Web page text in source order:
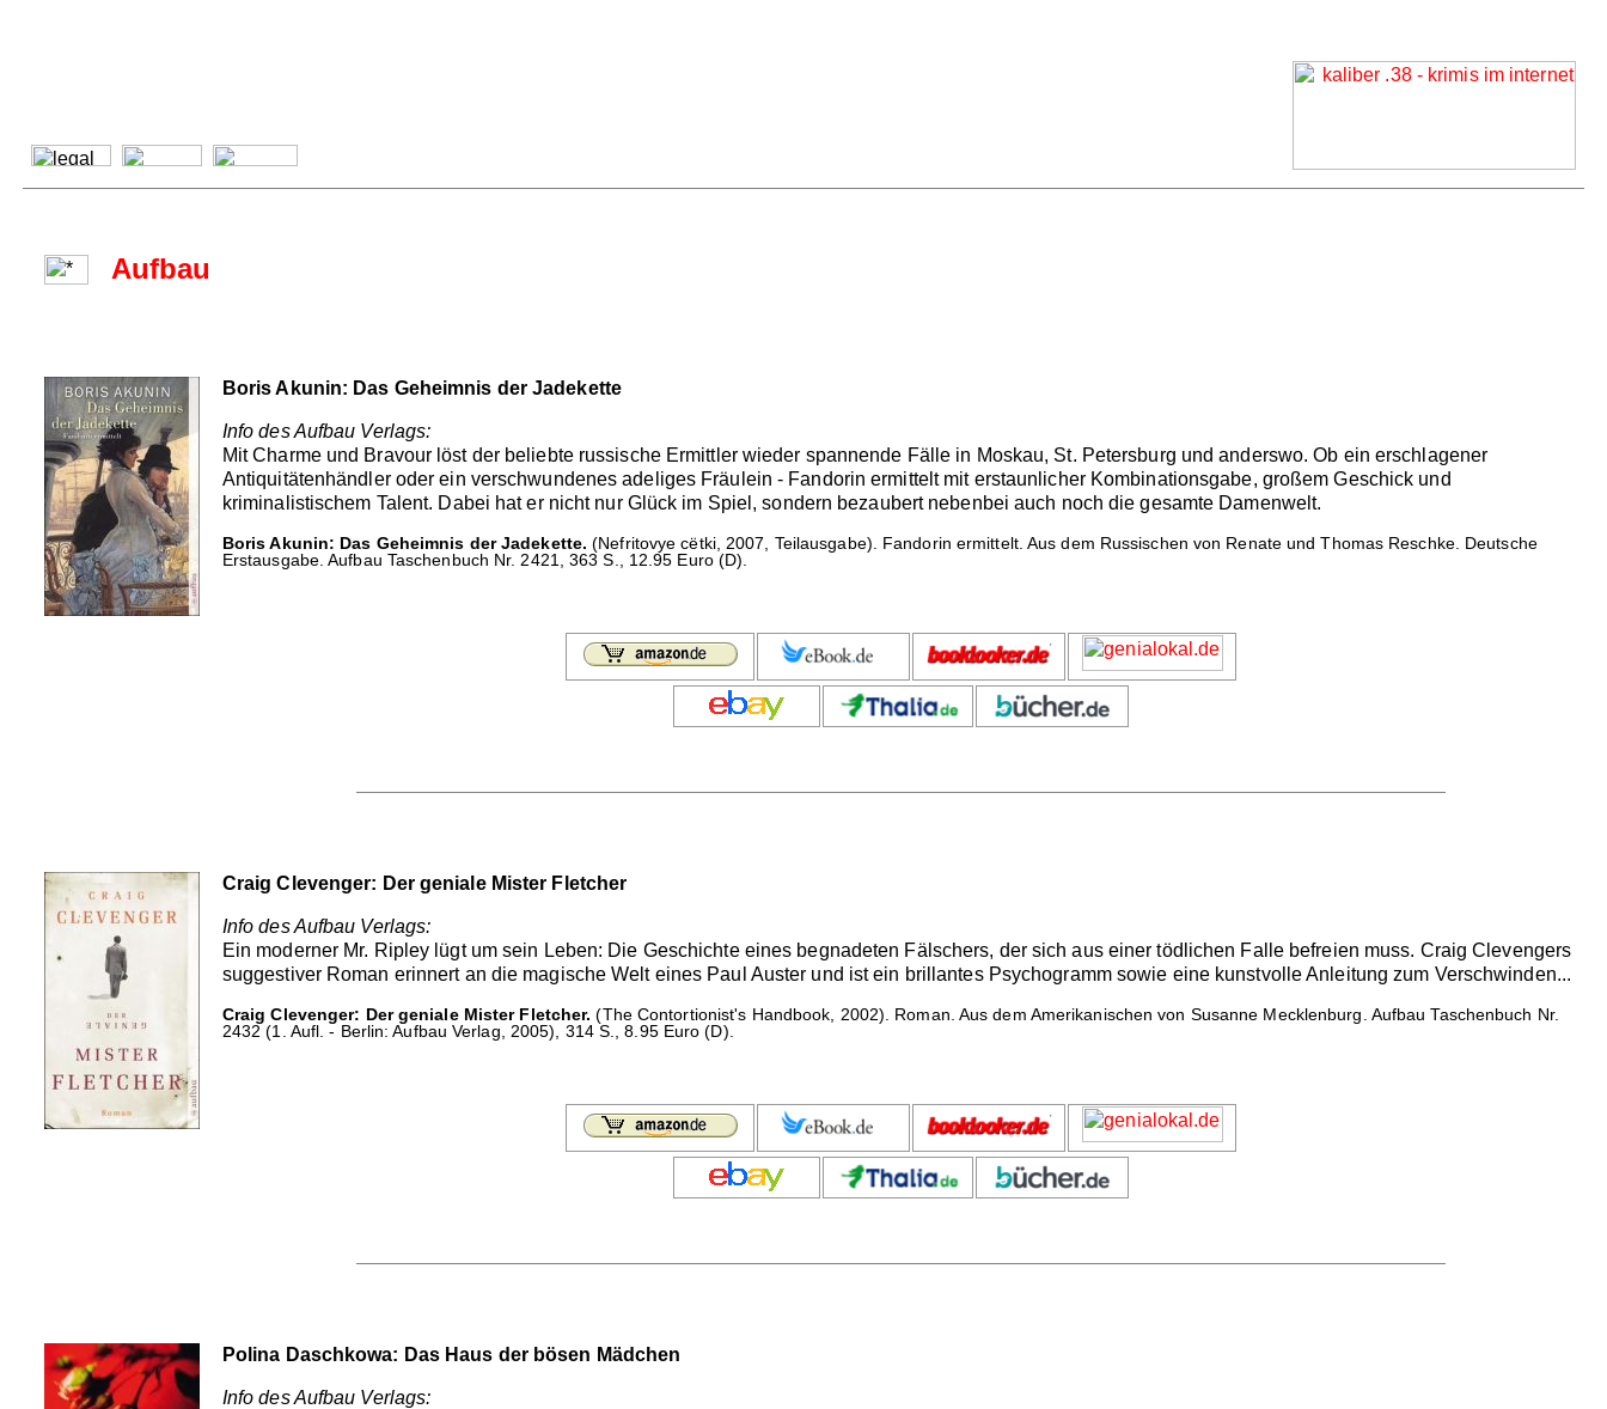
Aufbau
Boris Akunin: Das Geheimnis der Jadekette
Info des Aufbau Verlags:
Mit Charme und Bravour löst der beliebte russische Ermittler wieder spannende Fälle in Moskau, St. Petersburg und anderswo. Ob ein erschlagener
Antiquitätenhändler oder ein verschwundenes adeliges Fräulein - Fandorin ermittelt mit erstaunlicher Kombinationsgabe, großem Geschick und
kriminalistischem Talent. Dabei hat er nicht nur Glück im Spiel, sondern bezaubert nebenbei auch noch die gesamte Damenwelt.
Boris Akunin: Das Geheimnis der Jadekette. (Nefritovye cëtki, 2007, Teilausgabe). Fandorin ermittelt. Aus dem Russischen von Renate und Thomas Reschke. Deutsche
Erstausgabe. Aufbau Taschenbuch Nr. 2421, 363 S., 12.95 Euro (D).
Craig Clevenger: Der geniale Mister Fletcher
Info des Aufbau Verlags:
Ein moderner Mr. Ripley lügt um sein Leben: Die Geschichte eines begnadeten Fälschers, der sich aus einer tödlichen Falle befreien muss. Craig Clevengers
suggestiver Roman erinnert an die magische Welt eines Paul Auster und ist ein brillantes Psychogramm sowie eine kunstvolle Anleitung zum Verschwinden...
Craig Clevenger: Der geniale Mister Fletcher. (The Contortionist's Handbook, 2002). Roman. Aus dem Amerikanischen von Susanne Mecklenburg. Aufbau Taschenbuch Nr.
2432 (1. Aufl. - Berlin: Aufbau Verlag, 2005), 314 S., 8.95 Euro (D).
Polina Daschkowa: Das Haus der bösen Mädchen
Info des Aufbau Verlags: